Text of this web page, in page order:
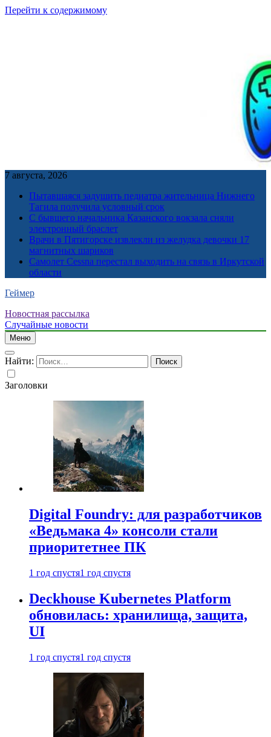
Перейти к содержимому
7 августа, 2026
Пытавшаяся задушить педиатра жительница Нижнего
Тагила получила условный срок
С бывшего начальника Казанского вокзала сняли
электронный браслет
Врачи в Пятигорске извлекли из желудка девочки 17
магнитных шариков
Самолет Cessna перестал выходить на связь в Иркутской
области
Геймер
Новостная рассылка
Случайные новости
Меню
Найти:
Заголовки
Digital Foundry: для разработчиков
«Ведьмака 4» консоли стали
приоритетнее ПК
1 год спустя1 год спустя
Deckhouse Kubernetes Platform
обновилась: хранилища, защита,
UI
1 год спустя1 год спустя